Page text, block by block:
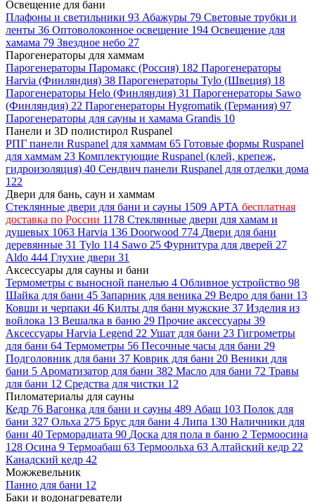
Освещение для бани
Плафоны и светильники 93 Абажуры 79 Световые трубки и
ленты 36 Оптоволоконное освещение 194 Освещение для
хамама 79 Звездное небо 27
Парогенераторы для хаммам
Парогенераторы Паромакс (Россия) 182 Парогенераторы
Harvia (Финляндия) 38 Парогенераторы Tylo (Швеция) 18
Парогенераторы Helo (Финляндия) 31 Парогенераторы Sawo
(Финляндия) 22 Парогенераторы Hygromatik (Германия) 97
Парогенераторы для сауны и хамама Grandis 10
Панели и 3D полистирол Ruspanel
РПГ панели Ruspanel для хаммам 65 Готовые формы Ruspanel
для хаммам 23 Комплектующие Ruspanel (клей, крепеж,
гидроизоляция) 40 Сендвич панели Ruspanel для отделки дома
122
Двери для бань, саун и хаммам
Стеклянные двери для бани и сауны 1509 АРТА бесплатная
доставка по России 1178 Стеклянные двери для хамам и
душевых 1063 Harvia 136 Doorwood 774 Двери для бани
деревянные 31 Tylo 114 Sawo 25 Фурнитура для дверей 27
Aldo 444 Глухие двери 31
Аксессуары для сауны и бани
Термометры с выносной панелью 4 Обливное устройство 98
Шайка для бани 45 Запарник для веника 29 Ведро для бани 13
Ковши и черпаки 46 Килты для бани мужские 37 Изделия из
войлока 13 Вешалка в баню 29 Прочие аксессуары 39
Аксессуары Harvia Legend 22 Ушат для бани 23 Гигрометры
для бани 64 Термометры 56 Песочные часы для бани 29
Подголовник для бани 37 Коврик для бани 20 Веники для
бани 5 Ароматизатор для бани 382 Масло для бани 72 Травы
для бани 12 Средства для чистки 12
Пиломатериалы для сауны
Кедр 76 Вагонка для бани и сауны 489 Абаш 103 Полок для
бани 327 Ольха 275 Брус для бани 4 Липа 130 Наличники для
бани 40 Терморадиата 90 Доска для пола в баню 2 Термоосина
128 Осина 9 Термоабаш 63 Термоольха 63 Алтайский кедр 22
Канадский кедр 42
Можжевельник
Панно для бани 12
Баки и водонагреватели